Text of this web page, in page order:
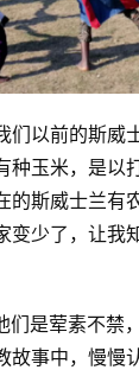
们以前的斯威
种玉米，是以
的斯威士兰有
变少了，让我
们是荤素不禁
故事中，慢慢